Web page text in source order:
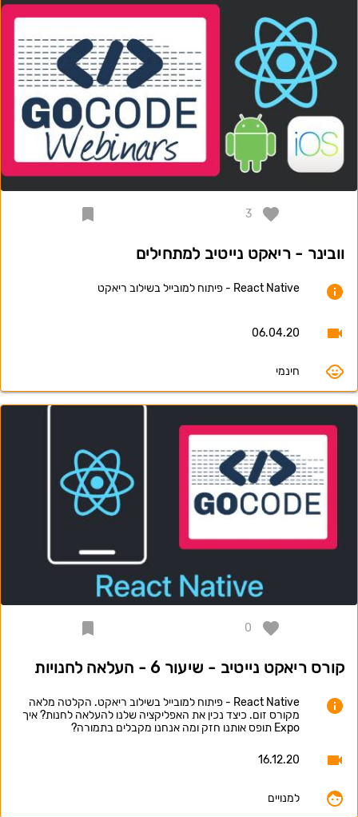
3
וובינר - ריאקט נייטיב למתחילים
React Native - פיתוח למובייל בשילוב ריאקט
06.04.20
חינמי
0
קורס ריאקט נייטיב - שיעור 6 - העלאה לחנויות
React Native - פיתוח למובייל בשילוב ריאקט. הקלטה מלאה
מקורס זום. כיצד נכין את האפליקציה שלנו להעלאה לחנות? איך
Expo תופס אותנו חזק ומה אנחנו מקבלים בתמורה?
16.12.20
למנויים